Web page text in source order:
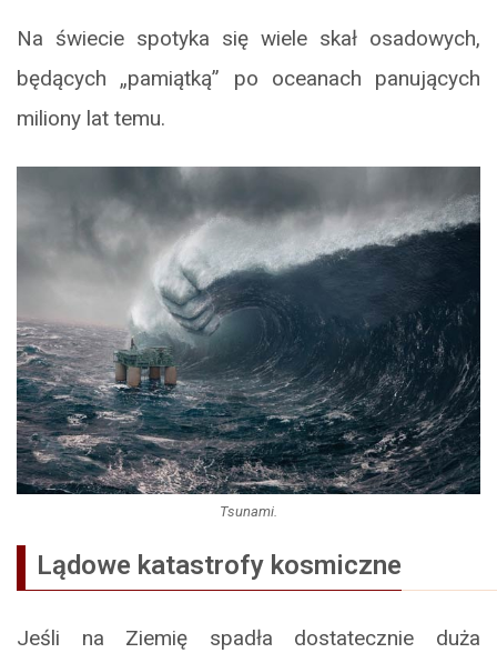
Na świecie spotyka się wiele skał osadowych,
będących „pamiątką” po oceanach panujących
miliony lat temu.
Tsunami.
Lądowe katastrofy kosmiczne
Jeśli na Ziemię spadła dostatecznie duża